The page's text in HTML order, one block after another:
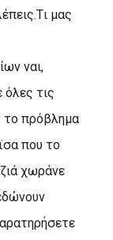
μας
ναι,
όλες τις
το πρόβλημα
που το
χωράνε